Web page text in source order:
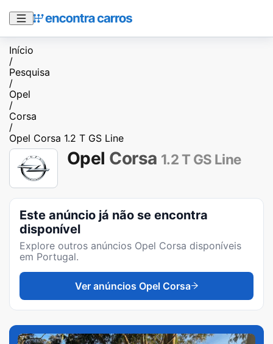
Início
/
Pesquisa
/
Opel
/
Corsa
/
Opel Corsa 1.2 T GS Line
Opel Corsa 1.2 T GS Line
Este anúncio já não se encontra
disponível
Explore outros anúncios Opel Corsa disponíveis
em Portugal.
Ver anúncios Opel Corsa